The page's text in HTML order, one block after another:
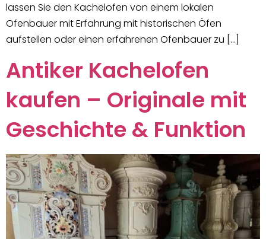
lassen Sie den Kachelofen von einem lokalen
Ofenbauer mit Erfahrung mit historischen Öfen
aufstellen oder einen erfahrenen Ofenbauer zu […]
Antiker Kachelofen
kaufen – Originale mit
Geschichte & Funktion